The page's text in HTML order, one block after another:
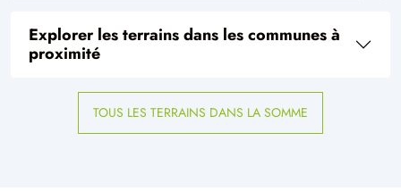
Crécy-en-Ponthieu(80150)
(80150)
Explorer les terrains dans les communes à
proximité
TOUS LES TERRAINS DANS LA SOMME